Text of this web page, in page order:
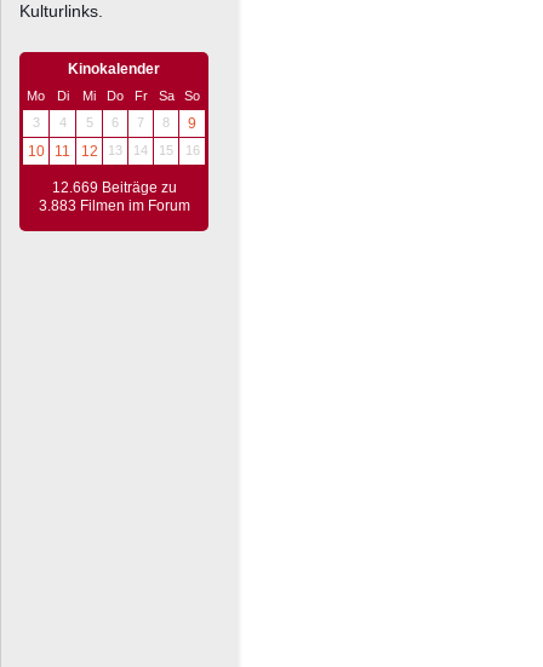
Kulturlinks.
Kinokalender
Mo Di Mi Do Fr Sa
So
3
4 5 6 7 8
9
10
11 12 13 14 15 16
12.669 Beiträge zu
3.883 Filmen im Forum